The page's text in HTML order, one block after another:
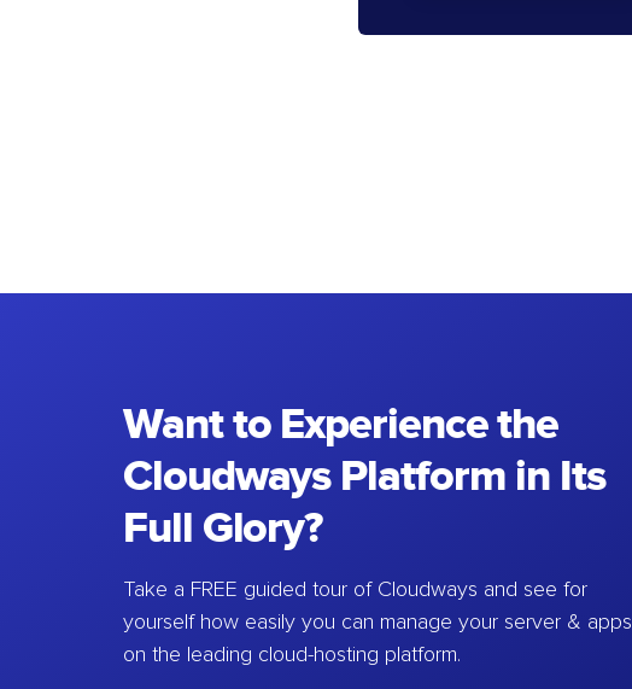
Want to Experience the
Cloudways Platform in Its
Full Glory?
Take a FREE guided tour of Cloudways and see for
yourself how easily you can manage your server & apps
on the leading cloud-hosting platform.